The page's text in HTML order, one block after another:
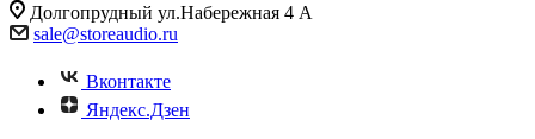
Долгопрудный ул.Набережная 4 А
sale@storeaudio.ru
Вконтакте
Яндекс.Дзен